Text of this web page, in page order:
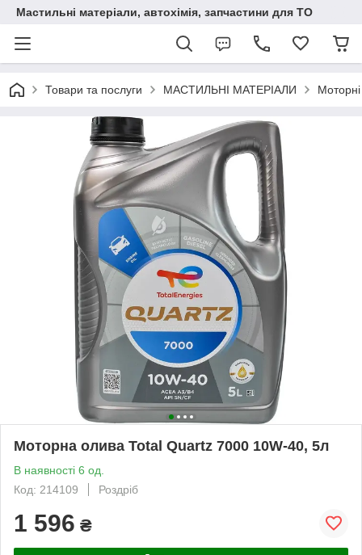
Мастильні матеріали, автохімія, запчастини для ТО
Товари та послуги МАСТИЛЬНІ МАТЕРІАЛИ
Моторна олива Total Quartz 7000 10W-40, 5л
В наявності 6 од.
Код: 214109
Роздріб
1 596 ₴